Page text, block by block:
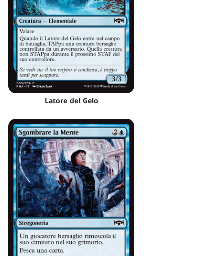
Latore del Gelo